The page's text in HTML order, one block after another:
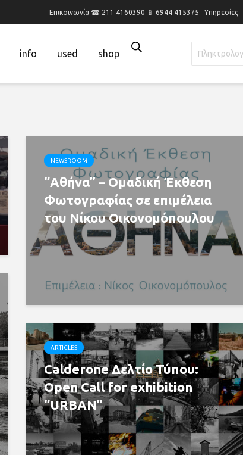
Επικοινωνία ☎ 211 4160390 📱 6944 415375 Υπηρεσίες
info used shop
NEWSROOM
“Αθήνα” – Ομαδική Έκθεση
Φωτογραφίας σε επιμέλεια
του Νίκου Οικονομόπουλου
ARTICLES
Calderone Δελτίο Τύπου:
Open Call for exhibition
“URBAN”